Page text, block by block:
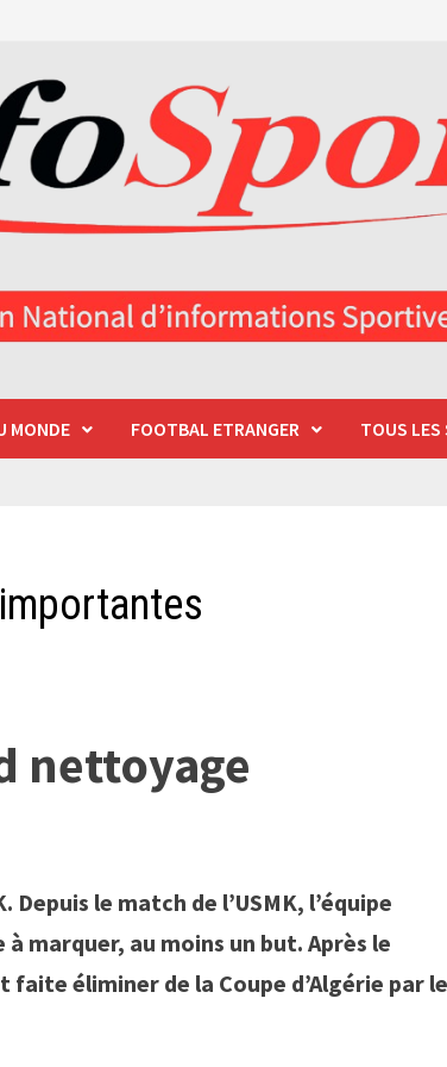
MONDE FOOTBAL ETRANGER TOUS LES
nettoyage
le match de l’USMK, l’équipe
marquer, au moins un but. Après le
faite éliminer de la Coupe d’Algérie par